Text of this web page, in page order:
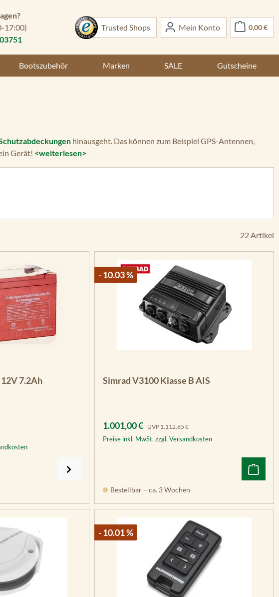
17:00)
Trusted Shops Mein Konto 0,00 €
Bootszubehör Marken SALE Gutscheine
hinausgeht. Das können zum Beispiel GPS-Antennen,
Gerät! <weiterlesen>
22 Artikel
7.2Ah
- 10.03 %
Simrad V3100 Klasse B AIS
Verkaufspreis:
1.001,00 € UVP Regulärer Preis:
1.112,65 €
Preise inkl. MwSt. zzgl. Versandkosten
Bestellbar – ca. 3 Wochen
- 10.01 %